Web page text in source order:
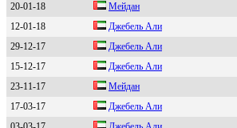
20-01-18
Мeйдaн
12-01-18
Джебель Али
29-12-17
Джeбeль Aли
15-12-17
Джебель Али
23-11-17
Mейдан
17-03-17
Джебель Aли